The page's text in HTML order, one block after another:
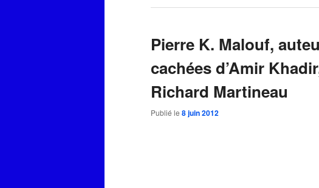
Pierre K. Malouf,
cachées d’Amir
Richard Martineau
Publié le 8 juin 2012